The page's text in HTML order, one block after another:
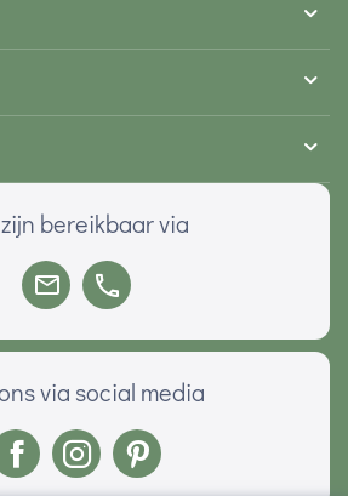
bereikbaar via
via social media